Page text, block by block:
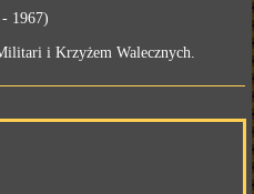
1967)
i Krzyżem Walecznych.